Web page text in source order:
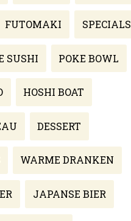
FUTOMAKI SPECIALS
SUSHI POKE BOWL
HOSHI BOAT
DESSERT
WARME DRANKEN
JAPANSE BIER